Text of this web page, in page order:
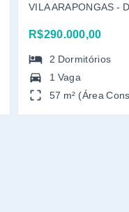
VILA ARAPONGAS -
R$290.000,00
2 Dormitórios
1 Vaga
57 m² (Área